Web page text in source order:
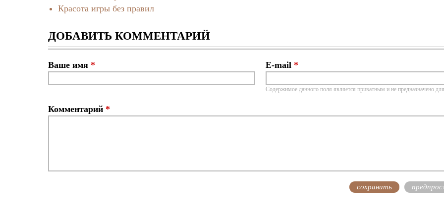
Красота игры без правил
ДОБАВИТЬ КОММЕНТАРИЙ
Ваше имя * E-mail *
Содержимое данного поля является приватным и не предназначено
Комментарий *